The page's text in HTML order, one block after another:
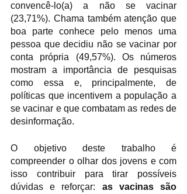
convencê-lo(a) a não se vacinar
(23,71%). Chama também atenção que
boa parte conhece pelo menos uma
pessoa que decidiu não se vacinar por
conta própria (49,57%). Os números
mostram a importância de pesquisas
como essa e, principalmente, de
políticas que incentivem a população a
se vacinar e que combatam as redes de
desinformação.
O objetivo deste trabalho é
compreender o olhar dos jovens e com
isso contribuir para tirar possíveis
dúvidas e reforçar: as vacinas são